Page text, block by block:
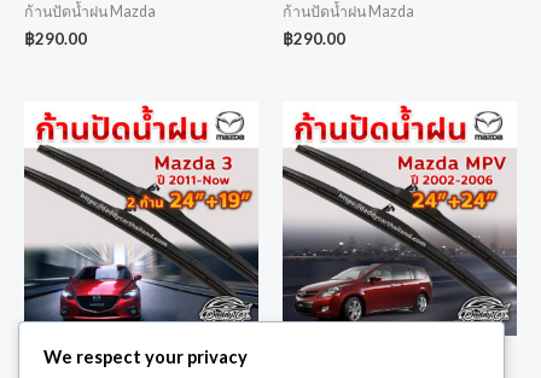
ก้านปัดน้ำฝน Mazda
฿290.00
ก้านปัดน้ำฝน Mazda
฿290.00
ใบปัดน้ำฝน ก้านปัดน้ำฝน
We respect your privacy